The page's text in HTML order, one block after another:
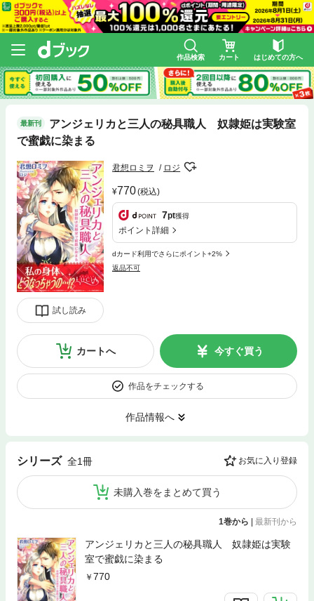
作品検索 カート はじめての方へ
最新刊
アンジェリカと三人の秘具職人 奴隷姫は実験室
で蜜戯に染まる
試し読み
君想ロミヲ ロジ
770(税込)
7pt獲得
ポイント詳細
dカード利用でさらにポイント+2%
返品不可
カートへ 今すぐ買う
作品をチェックする
作品情報へ
シリーズ 全1冊 お気に入り登録
未購入巻をまとめて買う
1巻から 最新刊から
アンジェリカと三人の秘具職人 奴隷姫は実験
室で蜜戯に染まる
770